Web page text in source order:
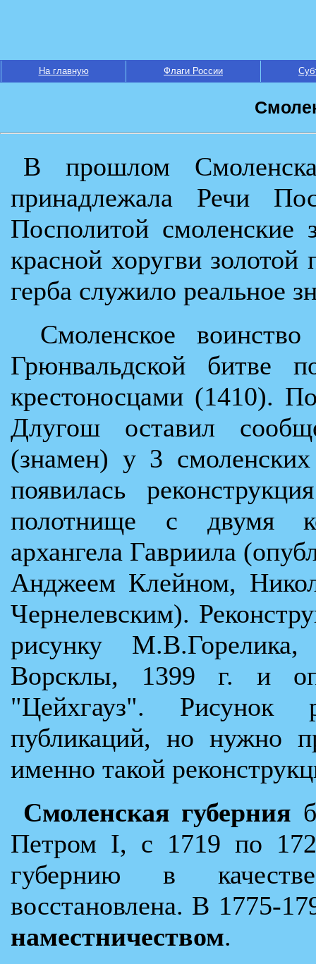
На главную Флаги России
В прошлом
принадлежала Речи
Посполитой
красной хоругви
герба служило реальное
Смоленское
Грюнвальдской битве
крестоносцами (1410).
Длугош оставил
(знамен) у 3
появилась
полотнище с двумя
архангела Гавриила
Анджеем Клейном,
Чернелевским).
рисунку
Ворсклы, 1399 г. и
"Цейхгауз". Рисунок
публикаций, но нужно
именно такой
Смоленская губерния
Петром I, с 1719 по
губернию в
восстановлена. В 1775-
наместничеством.